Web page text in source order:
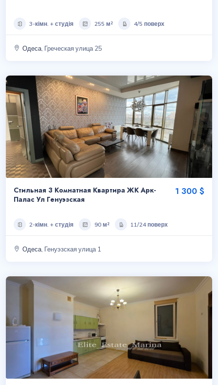
3-кімн. + студія 255 м² 4/5 поверх
Одеса, Греческая улица 25
Стильная 3 Комнатная Квартира ЖК Арк-
Палас Ул Генуэзская
1 300 $
2-кімн. + студія 90 м² 11/24 поверх
Одеса, Генуэзская улица 1